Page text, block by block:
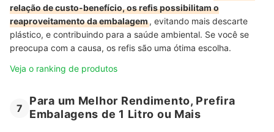
relação de custo-benefício, os refis possibilitam o
reaproveitamento da embalagem, evitando mais descarte
plástico, e contribuindo para a saúde ambiental. Se você se
preocupa com a causa, os refis são uma ótima escolha.
Veja o ranking de produtos
7
Para um Melhor Rendimento, Prefira
Embalagens de 1 Litro ou Mais